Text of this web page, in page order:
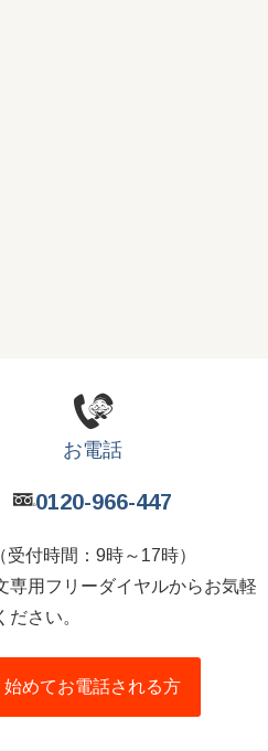
お電話
0120-966-447
（受付時間：9時～17時）
専用フリーダイヤルからお気軽
ださい。
始めてお電話される方